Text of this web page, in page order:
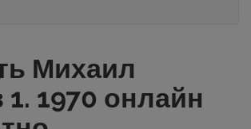
Михаил
1970 онлайн